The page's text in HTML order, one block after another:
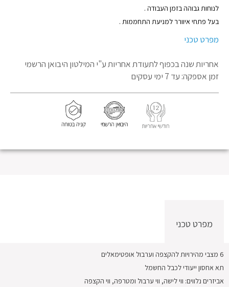
לנוחות גבוהה בזמן העבודה .
בעל פתחי איוורר למניעת התחממות .
מפרט טכני
אחריות שנה בכפוף לתעודת אחריותע"י המילטון היבואן הרשמי
זמן אספקה: עד 7 ימי עסקים
מפרט טכני
6 מצבי מהירויות להקצפה וערבול אופטימאלים
תא אחסון ייעודי לכבל החשמל
אביזרים נלווים: ווי לישה, ווי ערבול ומטרפה, ווי הקצפה